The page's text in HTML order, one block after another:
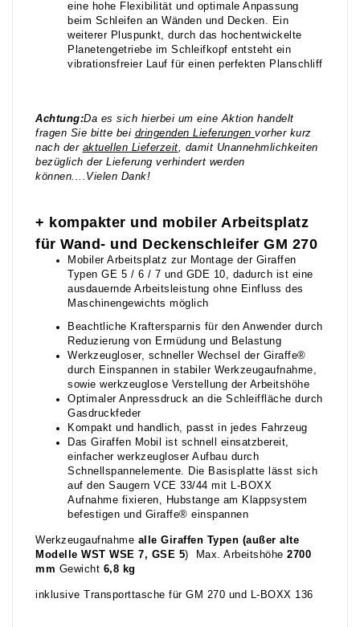
eine hohe Flexibilität und optimale Anpassung
beim Schleifen an Wänden und Decken. Ein
weiterer Pluspunkt, durch das hochentwickelte
Planetengetriebe im Schleifkopf entsteht ein
vibrationsfreier Lauf für einen perfekten Planschliff
Achtung:Da es sich hierbei um eine Aktion handelt
fragen Sie bitte bei dringenden Lieferungen vorher kurz
nach der aktuellen Lieferzeit, damit Unannehmlichkeiten
bezüglich der Lieferung verhindert werden
können....Vielen Dank!
+ kompakter und mobiler Arbeitsplatz
für Wand- und Deckenschleifer GM 270
Mobiler Arbeitsplatz zur Montage der Giraffen
Typen GE 5 / 6 / 7 und GDE 10, dadurch ist eine
ausdauernde Arbeitsleistung ohne Einfluss des
Maschinengewichts möglich
Beachtliche Kraftersparnis für den Anwender durch
Reduzierung von Ermüdung und Belastung
Werkzeugloser, schneller Wechsel der Giraffe®
durch Einspannen in stabiler Werkzeugaufnahme,
sowie werkzeuglose Verstellung der Arbeitshöhe
Optimaler Anpressdruck an die Schleiffläche durch
Gasdruckfeder
Kompakt und handlich, passt in jedes Fahrzeug
Das Giraffen Mobil ist schnell einsatzbereit,
einfacher werkzeugloser Aufbau durch
Schnellspannelemente. Die Basisplatte lässt sich
auf den Saugern VCE 33/44 mit L-BOXX
Aufnahme fixieren, Hubstange am Klappsystem
befestigen und Giraffe® einspannen
Werkzeugaufnahme alle Giraffen Typen (außer alte
Modelle WST WSE 7, GSE 5) Max. Arbeitshöhe 2700
mm Gewicht 6,8 kg
inklusive Transporttasche für GM 270 und L-BOXX 136